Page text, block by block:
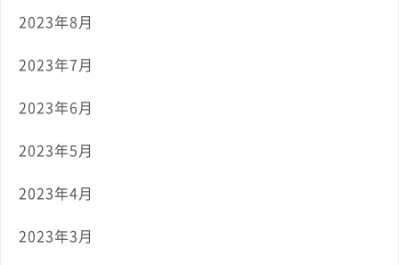
2023年8月
2023年7月
2023年6月
2023年5月
2023年4月
2023年3月